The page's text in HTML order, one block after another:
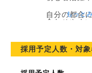
自分の都合
合わせやすい
もっと
採用予定人数・対